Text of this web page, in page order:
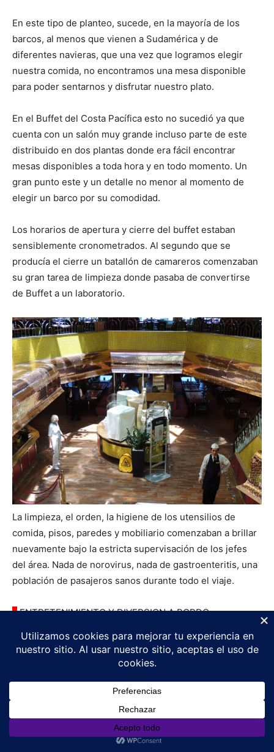
En este tipo de planteo, sucede, en la mayoría de los
barcos, al menos que vienen a Sudamérica y de
diferentes navieras, que una vez que logramos elegir
nuestra comida, no encontramos una mesa disponible
para poder sentarnos y disfrutar nuestro plato.
En el Buffet del Costa Pacífica esto no sucedió ya que
cuenta con un salón muy grande incluso parte de este
distribuido en dos plantas donde era fácil encontrar
mesas disponibles a toda hora y en todo momento. Un
gran punto este y un detalle no menor al momento de
elegir un barco por su comodidad.
Los horarios de apertura y cierre del buffet estaban
sensiblemente cronometrados. Al segundo que se
producía el cierre un batallón de camareros comenzaban
su gran tarea de limpieza donde pasaba de convertirse
de Buffet a un laboratorio.
La limpieza, el orden, la higiene de los utensilios de
comida, pisos, paredes y mobiliario comenzaban a brillar
nuevamente bajo la estricta supervisación de los jefes
del área. Nada de norovirus, nada de gastroenteritis, una
población de pasajeros sanos durante todo el viaje.
◊ENTRETENIMIENTO Y DIVERSION A BORDO
Consultas por WhatsApp